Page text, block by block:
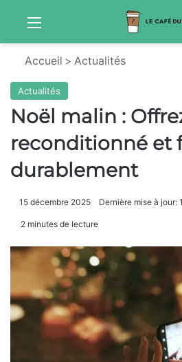
Menu
Accueil > Actualités
Actualités
Noël malin :
reconditionné et
durablement
15 décembre 2025 Dernière mise à jour:
2 minutes de lecture